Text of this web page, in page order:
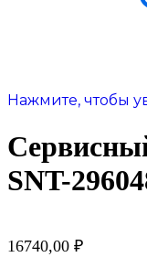
Нажмите, чтобы
SNT-
16740,00 ₽